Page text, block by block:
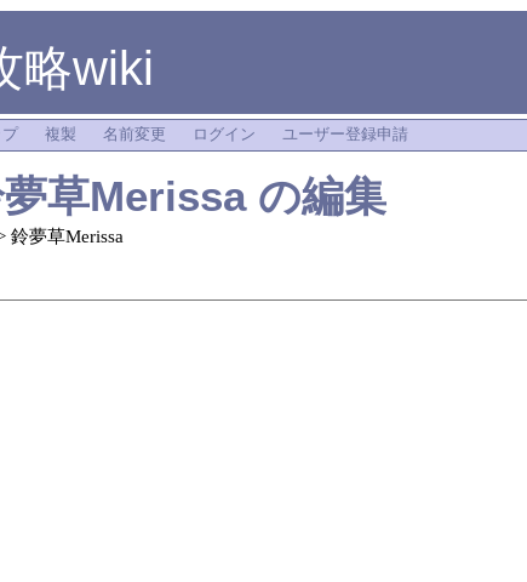
略wiki
複製 名前変更 ログイン ユーザー登録申請
草Merissaの編集
鈴夢草Merissa